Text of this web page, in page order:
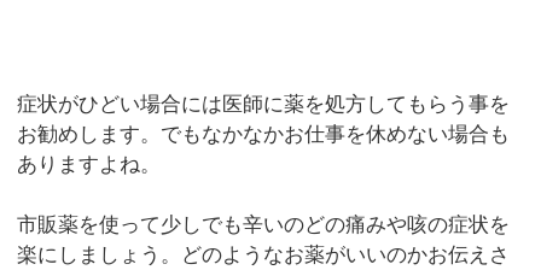
症状がひどい場合には医師に薬を処方してもらう事を
お勧めします。でもなかなかお仕事を休めない場合も
ありますよね。
市販薬を使って少しでも辛いのどの痛みや咳の症状を
楽にしましょう。どのようなお薬がいいのかお伝えさ